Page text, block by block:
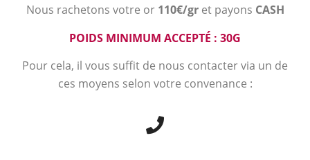
Nous rachetons votre or 110€/gr et payons CASH
POIDS MINIMUM ACCEPTÉ : 30G
Pour cela, il vous suffit de nous contacter via un de
ces moyens selon votre convenance :